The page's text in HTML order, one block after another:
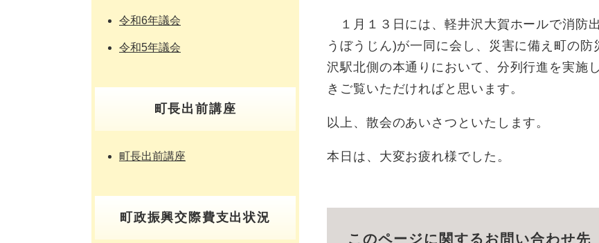
１月１３日には、軽井沢大賀ホールで消防
うぼうじん)が一同に会し、災害に備え町の
沢駅北側の本通りにおいて、分列行進を実施
きご覧いただければと思います。
以上、散会のあいさつといたします。
本日は、大変お疲れ様でした。
このページに関するお問い合わせ先
令和6年議会
令和5年議会
町長出前講座
町長出前講座
町政振興交際費支出状況